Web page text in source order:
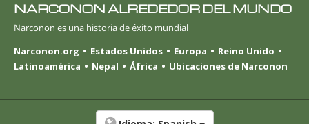
NARCONON ALREDEDOR DEL MUNDO
Narconon es una historia de éxito mundial
Narconon.org
Estados Unidos Europa
Reino Unido
Latinoamérica
Nepal África Ubicaciones de Narconon